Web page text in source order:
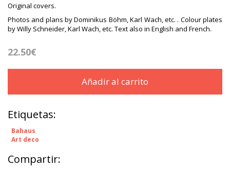
Original covers.
Photos and plans by Dominikus Böhm, Karl Wach, etc. . Colour plates
by Willy Schneider, Karl Wach, etc. Text also in English and French.
22.50€
Añadir al carrito
Etiquetas:
Bahaus
Art deco
Compartir: